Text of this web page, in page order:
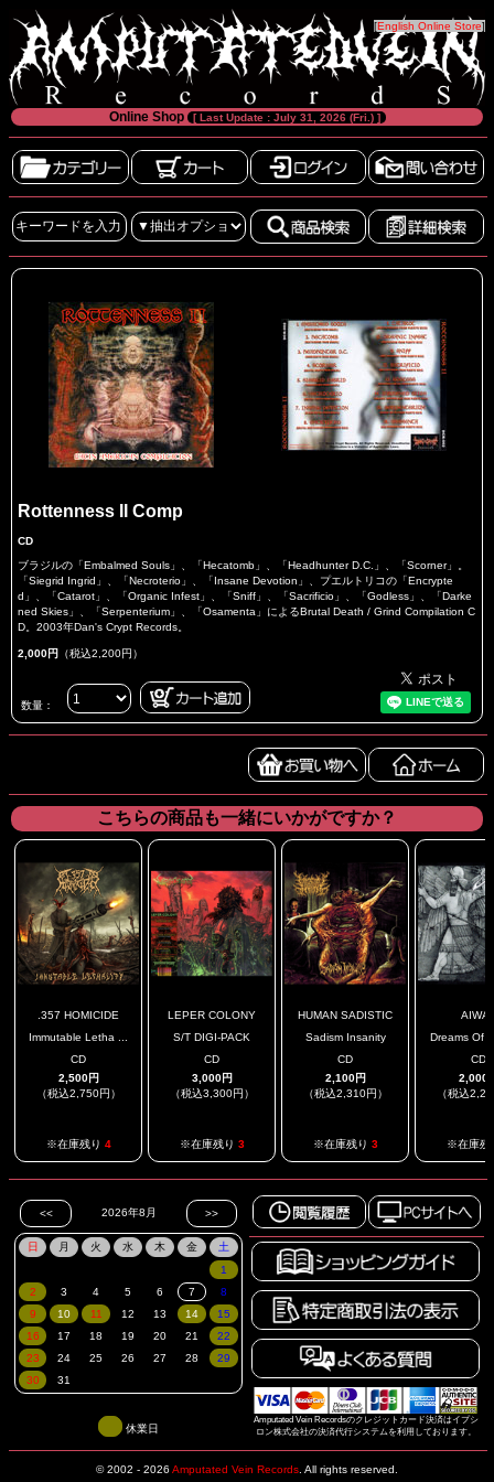
[English Online Store]
Online Shop [ Last Update : July 31, 2026 (Fri.) ]
Rottenness II Comp
CD
ブラジルの「Embalmed Souls」、「Hecatomb」、「Headhunter D.C.」、「Scorner」。
「Siegrid Ingrid」、「Necroterio」、「Insane Devotion」、プエルトリコの「Encrypte
d」、「Catarot」、「Organic Infest」、「Sniff」、「Sacrificio」、「Godless」、「Darke
ned Skies」、「Serpenterium」、「Osamenta」によるBrutal Death / Grind Compilation C
D。2003年Dan's Crypt Records。
2,000円 （税込2,200円）
数量：
こちらの商品も一緒にいかがですか？
.357 HOMICIDE
Immutable Letha ...
CD
2,500円
（税込2,750円）
※在庫残り 4
LEPER COLONY
S/T DIGI-PACK
CD
3,000円
（税込3,300円）
※在庫残り 3
HUMAN SADISTIC
Sadism Insanity
CD
2,100円
（税込2,310円）
※在庫残り 3
Dreams Of
CD
2,000
（税込
※在庫残
Amputated Vein Recordsのクレジットカード決済はイプシ
ロン株式会社の決済代行システムを利用しております。
休業日
© 2002 - 2026 Amputated Vein Records All rights reserved.